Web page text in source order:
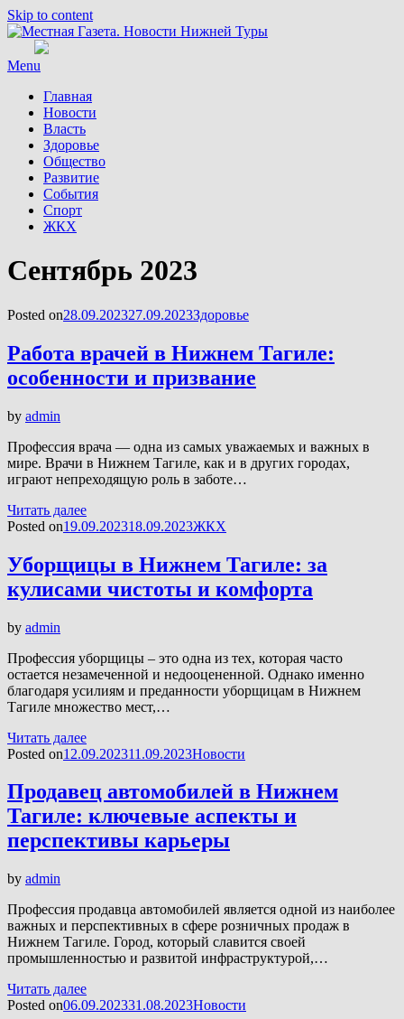
Skip to content
Menu
Главная
Новости
Власть
Здоровье
Общество
Развитие
События
Спорт
ЖКХ
Месяц
:
Сентябрь 2023
Posted on28.09.202327.09.2023Здоровье
Работа врачей в Нижнем Тагиле:
особенности и призвание
by admin
Профессия врача — одна из самых уважаемых и важных в
мире. Врачи в Нижнем Тагиле, как и в других городах,
играют непреходящую роль в заботе…
Читать далее
Posted on19.09.202318.09.2023ЖКХ
Уборщицы в Нижнем Тагиле: за
кулисами чистоты и комфорта
by admin
Профессия уборщицы – это одна из тех, которая часто
остается незамеченной и недооцененной. Однако именно
благодаря усилиям и преданности уборщицам в Нижнем
Тагиле множество мест,…
Читать далее
Posted on12.09.202311.09.2023Новости
Продавец автомобилей в Нижнем
Тагиле: ключевые аспекты и
перспективы карьеры
by admin
Профессия продавца автомобилей является одной из наиболее
важных и перспективных в сфере розничных продаж в
Нижнем Тагиле. Город, который славится своей
промышленностью и развитой инфраструктурой,…
Читать далее
Posted on06.09.202331.08.2023Новости